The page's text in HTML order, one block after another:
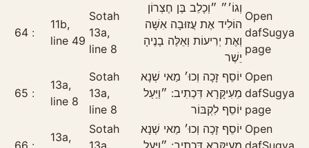
64
11b,
line 49
Sotah
13a,
line 8
וְגוֹ׳״ ״וְכָלֵב בֶּן חֶצְרוֹן
הוֹלִיד אֶת עֲזוּבָה אִשָּׁה
וְאֶת יְרִיעוֹת וְאֵלֶּה בָנֶיהָ
יֵשֶׁר
Open
dafSugya
page
65
13a,
line 8
Sotah
13a,
line 8
יוֹסֵף זָכָה וְכוּ׳ מַאי שְׁנָא
מֵעִיקָּרָא דִּכְתִיב: ״וַיַּעַל
יוֹסֵף לִקְבּוֹר
Open
dafSugya
page
66
13a,
Sotah
13a,
יוֹסֵף זָכָה וְכוּ׳ מַאי שְׁנָא
מֵעִיקָּרָא דִּכְתִיב: ״וַיַּעַל
Open
dafSugya